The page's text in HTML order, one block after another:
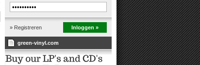
» Registreren Inloggen »
green-vinyl.com